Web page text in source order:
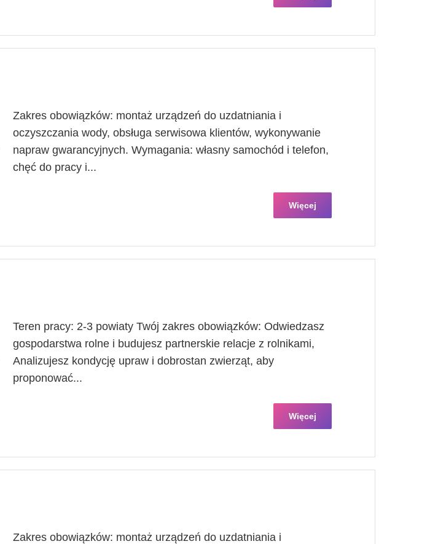
Zakres obowiązków: montaż urządzeń do uzdatniania i
oczyszczania wody, obsługa serwisowa klientów, wykonywanie
napraw gwarancyjnych. Wymagania: własny samochód i telefon,
chęć do pracy i...
Więcej
Teren pracy: 2-3 powiaty Twój zakres obowiązków: Odwiedzasz
gospodarstwa rolne i budujesz partnerskie relacje z rolnikami,
Analizujesz kondycję upraw i dobrostan zwierząt, aby
proponować...
Więcej
Zakres obowiązków: montaż urządzeń do uzdatniania i